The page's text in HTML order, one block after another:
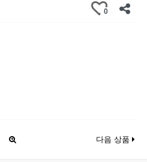
0
다음 상품